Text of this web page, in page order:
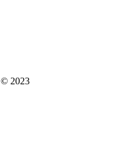
© 2023